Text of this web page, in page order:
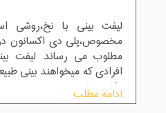
لیفت بینی با نخ،روشی
مخصوص،پلی دی اکسانون در
مطلوب می رساند. لیفت
افرادی که میخواهند بینی
داشته باشند
ادامه مطلب